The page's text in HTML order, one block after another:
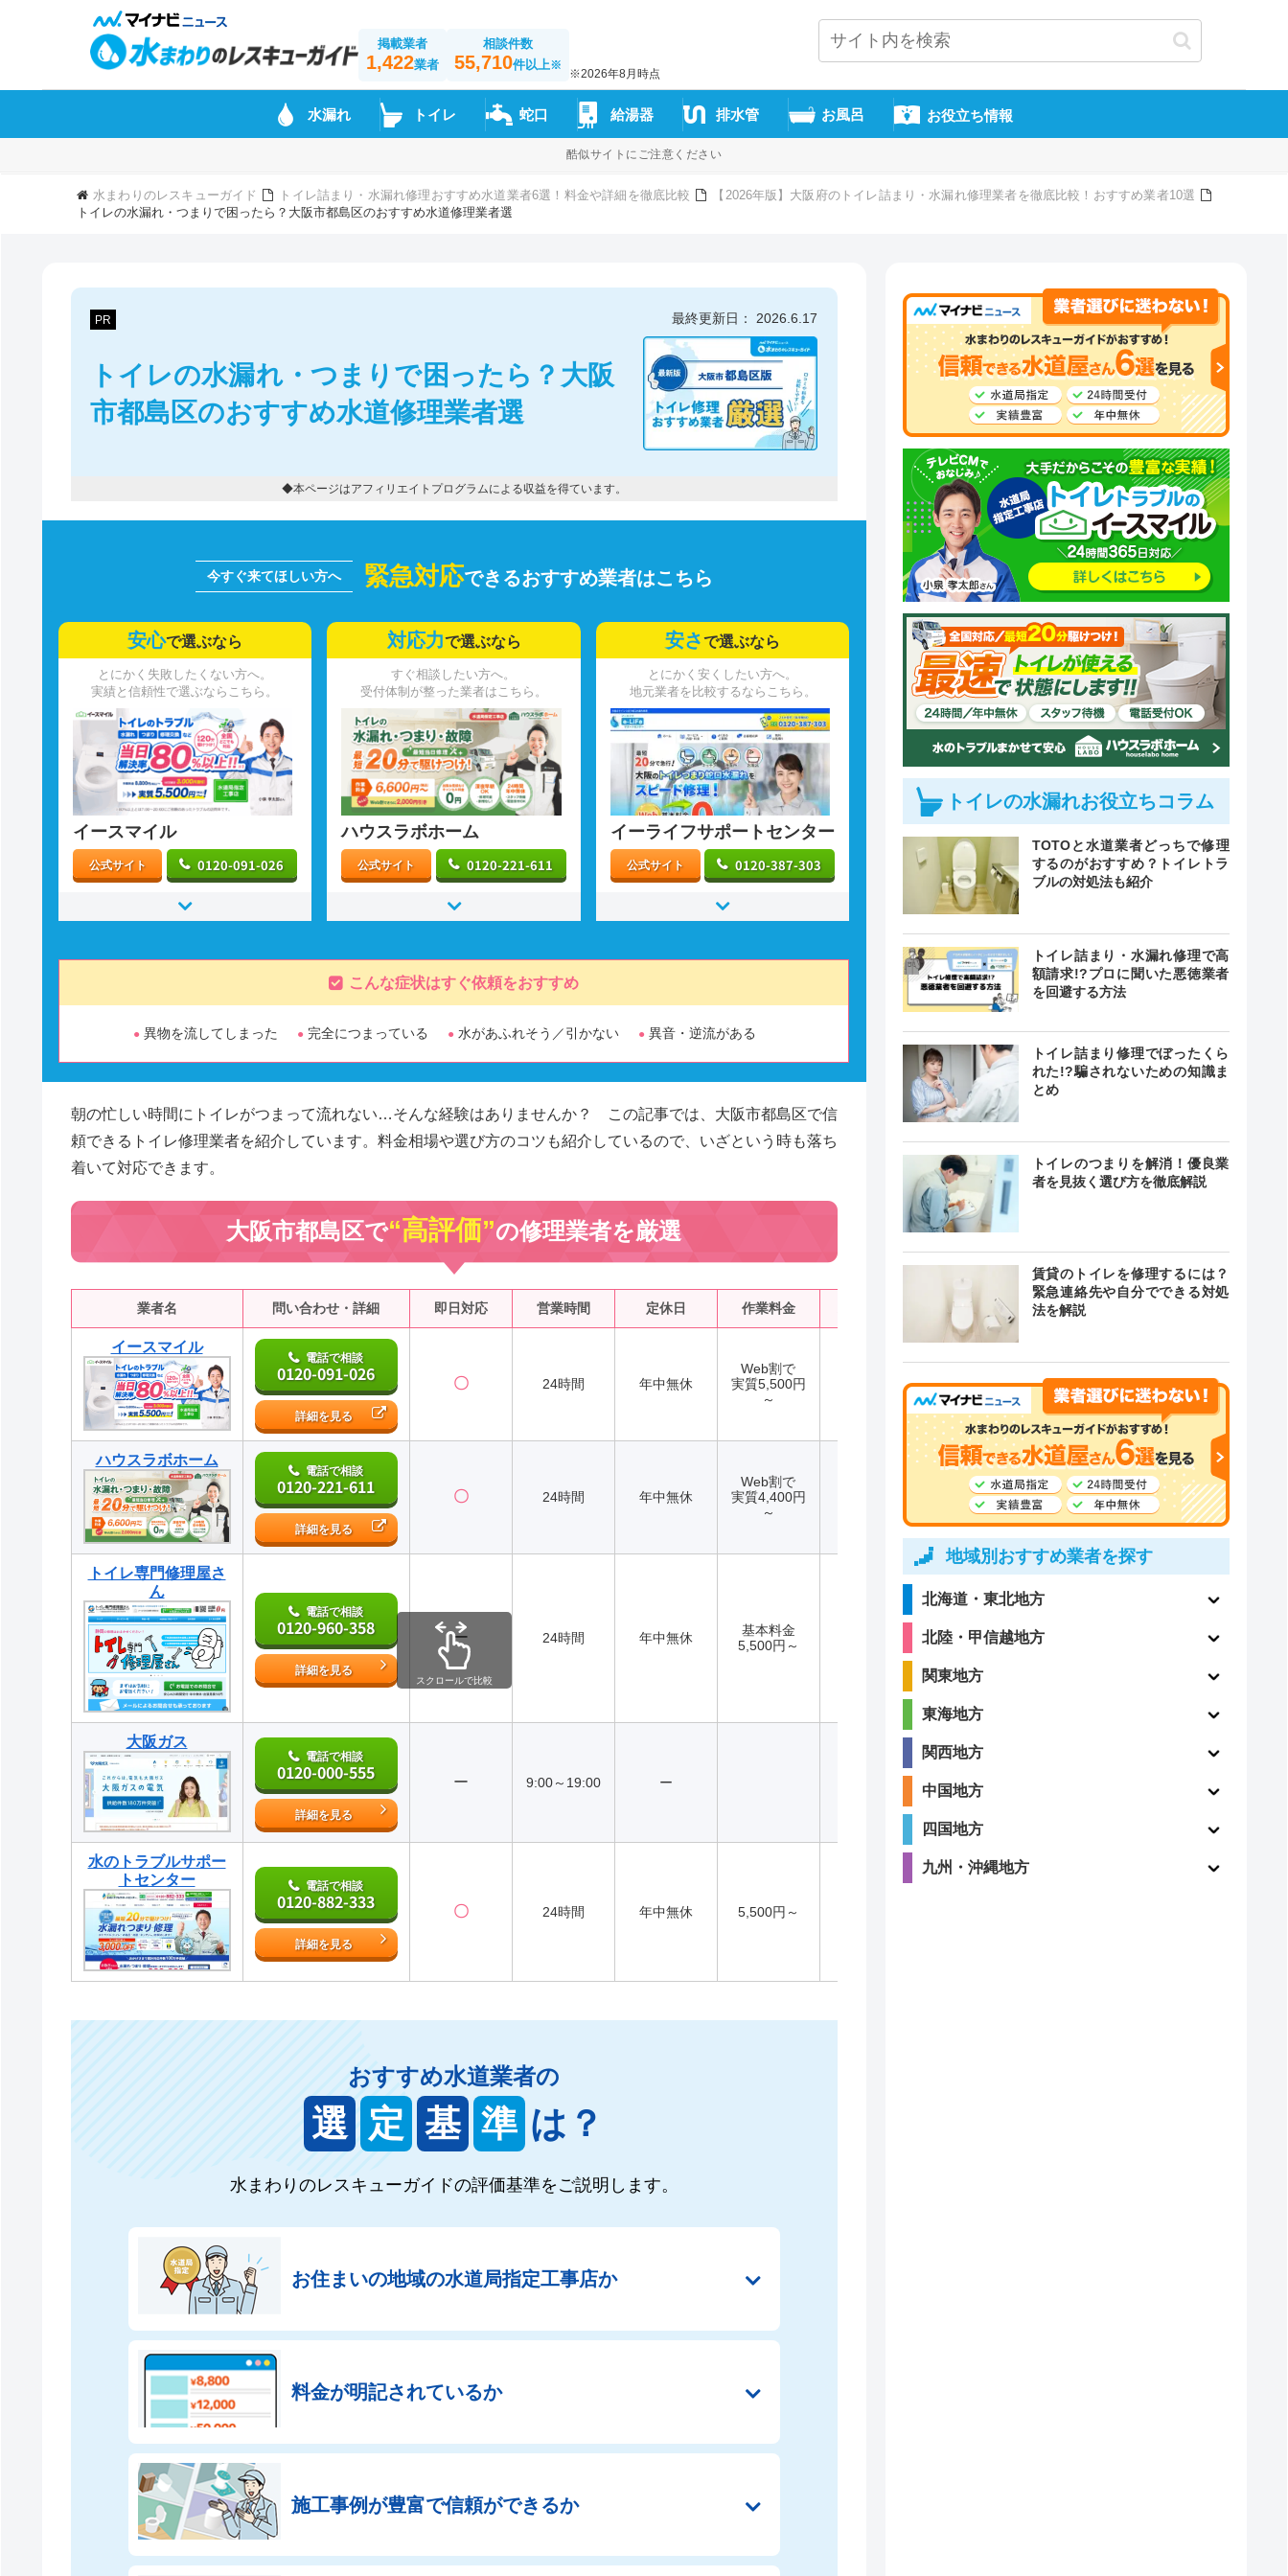
掲載業者
1,422業者
相談件数
55,710件以上※
※2026年8月時点
水漏れ トイレ 蛇口 給湯器 排水管 お風呂 お役立ち情報
酷似サイトにご注意ください
水まわりのレスキューガイド トイレ詰まり・水漏れ修理おすすめ水道業者6選！料金や詳細を徹底比較
【2026年版】大阪府のトイレ詰まり・水漏れ修理業者を徹底比較！おすすめ業者10選
トイレの水漏れ・つまりで困ったら？大阪市都島区のおすすめ水道修理業者選
PR
トイレの水漏れ・つまりで困ったら？大阪
市都島区のおすすめ水道修理業者選
最終更新日： 2026.6.17
◆本ページはアフィリエイトプログラムによる収益を得ています。
緊急対応できるおすすめ業者はこちら
安心で選ぶなら
とにかく失敗したくない方へ。
実績と信頼性で選ぶならこちら。
イースマイル
公式サイト 0120-091-026
対応力で選ぶなら
すぐ相談したい方へ。
受付体制が整った業者はこちら。
ハウスラボホーム
公式サイト 0120-221-611
安さで選ぶなら
とにかく安くしたい方へ。
地元業者を比較するならこちら。
イーライフサポートセンター
公式サイト 0120-387-303
こんな症状はすぐ依頼をおすすめ
異物を流してしまった 完全につまっている 水があふれそう／引かない 異音・逆流がある
朝の忙しい時間にトイレがつまって流れない…そんな経験はありませんか？ この記事では、大阪市都島区で信
頼できるトイレ修理業者を紹介しています。料金相場や選び方のコツも紹介しているので、いざという時も落ち
着いて対応できます。
大阪市都島区で“高評価”の修理業者を厳選
業者名 問い合わせ・詳細 即日対応 営業時間 定休日 作業料金 クチコミ
イースマイル
電話で相談
0120-091-026
詳細を見る
〇 24時間 年中無休
Web割で
実質5,500円
～
4.1
（198件）
ハウスラボホーム
電話で相談
0120-221-611
詳細を見る
〇 24時間 年中無休
Web割で
実質4,400円
～
ー
トイレ専門修理屋さ
ん
電話で相談
0120-960-358
詳細を見る
ー 24時間 年中無休
基本料金
5,500円～
大阪ガス
電話で相談
0120-000-555
詳細を見る
ー 9:00～19:00 ー
（220件）
水のトラブルサポー
トセンター
電話で相談
0120-882-333
詳細を見る
〇 24時間 年中無休 5,500円～
スクロールで比較
おすすめ水道業者の
選 定 基 準 は？
水まわりのレスキューガイドの評価基準をご説明します。
お住まいの地域の水道局指定工事店か
料金が明記されているか
施工事例が豊富で信頼ができるか
トイレの水漏れお役立ちコラム
TOTOと水道業者どっちで修理
するのがおすすめ？トイレトラ
ブルの対処法も紹介
トイレ詰まり・水漏れ修理で高
額請求!?プロに聞いた悪徳業者
を回避する方法
トイレ詰まり修理でぼったくら
れた!?騙されないための知識ま
とめ
トイレのつまりを解消！優良業
者を見抜く選び方を徹底解説
賃貸のトイレを修理するには？
緊急連絡先や自分でできる対処
法を解説
地域別おすすめ業者を探す
北海道・東北地方
北陸・甲信越地方
関東地方
東海地方
関西地方
中国地方
四国地方
九州・沖縄地方